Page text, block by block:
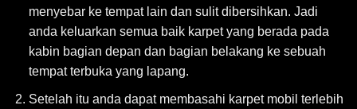
menyebar ke tempat lain dan sulit dibersihkan. Jadi
anda keluarkan semua baik karpet yang berada pada
kabin bagian depan dan bagian belakang ke sebuah
tempat terbuka yang lapang.
Setelah itu anda dapat membasahi karpet mobil terlebih